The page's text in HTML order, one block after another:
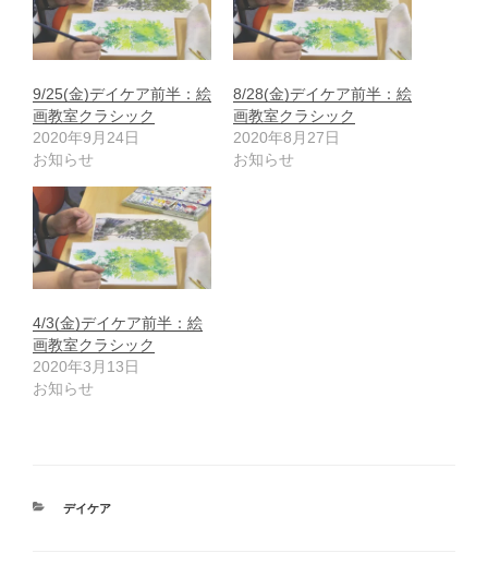
9/25(金)デイケア前半：絵
画教室クラシック
2020年9月24日
お知らせ
8/28(金)デイケア前半：絵
画教室クラシック
2020年8月27日
お知らせ
4/3(金)デイケア前半：絵
画教室クラシック
2020年3月13日
お知らせ
カ
デイケア